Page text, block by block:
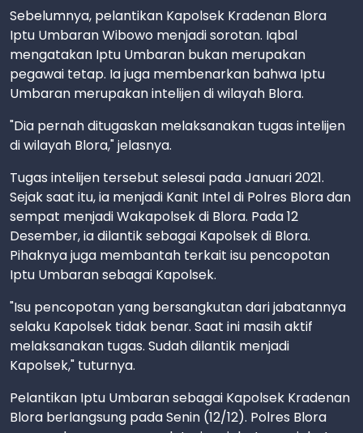
Sebelumnya, pelantikan Kapolsek Kradenan Blora
Iptu Umbaran Wibowo menjadi sorotan. Iqbal
mengatakan Iptu Umbaran bukan merupakan
pegawai tetap. Ia juga membenarkan bahwa Iptu
Umbaran merupakan intelijen di wilayah Blora.
"Dia pernah ditugaskan melaksanakan tugas intelijen
di wilayah Blora," jelasnya.
Tugas intelijen tersebut selesai pada Januari 2021.
Sejak saat itu, ia menjadi Kanit Intel di Polres Blora dan
sempat menjadi Wakapolsek di Blora. Pada 12
Desember, ia dilantik sebagai Kapolsek di Blora.
Pihaknya juga membantah terkait isu pencopotan
Iptu Umbaran sebagai Kapolsek.
"Isu pencopotan yang bersangkutan dari jabatannya
selaku Kapolsek tidak benar. Saat ini masih aktif
melaksanakan tugas. Sudah dilantik menjadi
Kapolsek," tuturnya.
Pelantikan Iptu Umbaran sebagai Kapolsek Kradenan
Blora berlangsung pada Senin (12/12). Polres Blora